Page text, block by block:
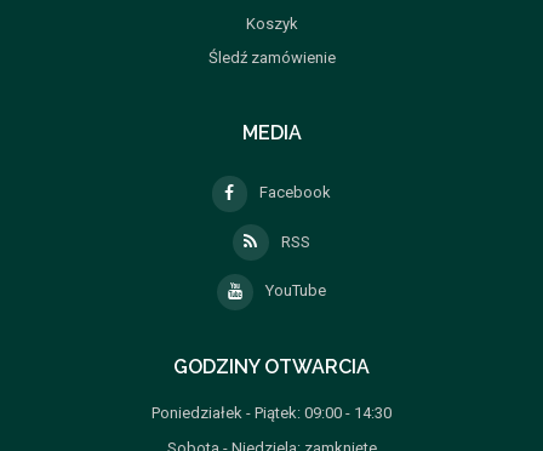
Koszyk
Śledź zamówienie
MEDIA
Facebook
RSS
YouTube
GODZINY OTWARCIA
Poniedziałek - Piątek: 09:00 - 14:30